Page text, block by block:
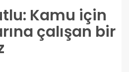
Kamu için
çalışan bir